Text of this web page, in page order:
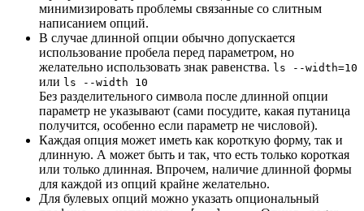
минимизировать проблемы связанные со слитным
написанием опций.
В случае длинной опции обычно допускается
использование пробела перед параметром, но
желательно использовать знак равенства. ls --width=10
или ls --width 10
Без разделительного символа после длинной опции
параметр не указывают (сами посудите, какая путаница
получится, особенно если параметр не числовой).
Каждая опция может иметь как короткую форму, так и
длинную. А может быть и так, что есть только короткая
или только длинная. Впрочем, наличие длинной формы
для каждой из опций крайне желательно.
Для булевых опций можно указать опциональный